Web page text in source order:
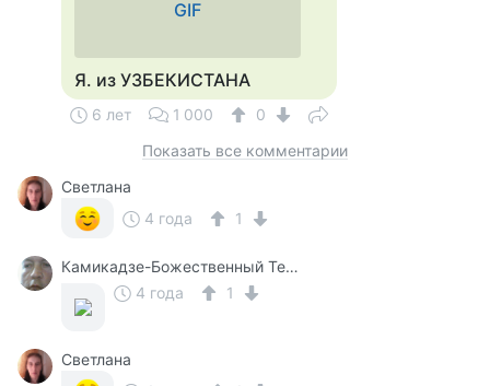
GIF
Я. из УЗБЕКИСТАНА
6 лет 1 000
0
Показать все комментарии
Светлана
4 года
1
Камикадзе-Божественный Теплый Ветерок
4 года
1
Светлана